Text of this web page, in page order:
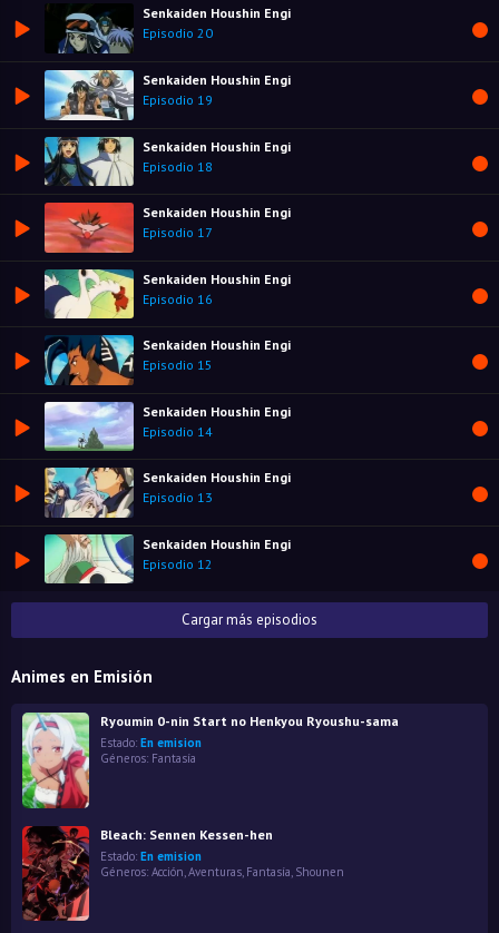
Senkaiden Houshin Engi
Episodio 20
Senkaiden Houshin Engi
Episodio 19
Senkaiden Houshin Engi
Episodio 18
Senkaiden Houshin Engi
Episodio 17
Senkaiden Houshin Engi
Episodio 16
Senkaiden Houshin Engi
Episodio 15
Senkaiden Houshin Engi
Episodio 14
Senkaiden Houshin Engi
Episodio 13
Senkaiden Houshin Engi
Episodio 12
Cargar más episodios
Animes en Emisión
Ryoumin 0-nin Start no Henkyou Ryoushu-sama
Estado: En emision
Géneros: Fantasía
Bleach: Sennen Kessen-hen
Estado: En emision
Géneros: Acción Aventuras Fantasía Shounen